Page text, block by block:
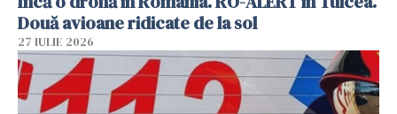
Două avioane ridicate de la sol
27 IULIE 2026